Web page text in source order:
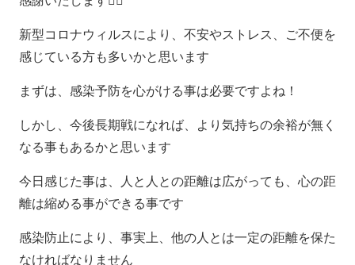
新型コロナウィルスにより、不安やストレス、ご不便を
感じている方も多いかと思います
まずは、感染予防を心がける事は必要ですよね！
しかし、今後長期戦になれば、より気持ちの余裕が無く
なる事もあるかと思います
今日感じた事は、人と人との距離は広がっても、心の距
離は縮める事ができる事です
感染防止により、事実上、他の人とは一定の距離を保た
なければなりません